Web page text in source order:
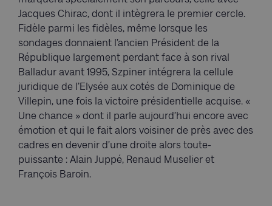
Jacques Chirac, dont il intègrera le premier cercle.
Fidèle parmi les fidèles, même lorsque les
sondages donnaient l’ancien Président de la
République largement perdant face à son rival
Balladur avant 1995, Szpiner intégrera la cellule
juridique de l’Elysée aux cotés de Dominique de
Villepin, une fois la victoire présidentielle acquise. «
Une chance » dont il parle aujourd’hui encore avec
émotion et qui le fait alors voisiner de près avec des
cadres en devenir d’une droite alors toute-
puissante : Alain Juppé, Renaud Muselier et
François Baroin.